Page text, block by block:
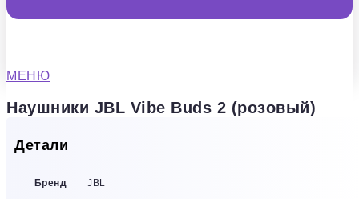
МЕНЮ
Наушники JBL Vibe Buds 2 (розовый)
Детали
Бренд JBL